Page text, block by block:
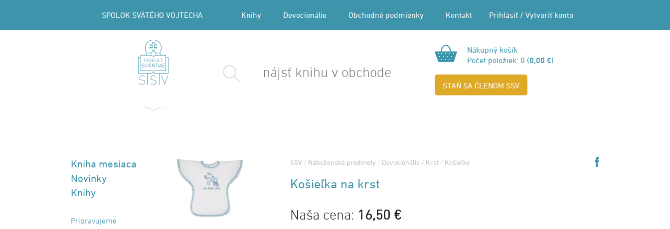
SPOLOK SVÄTÉHO VOJTECHA Knihy Devocionálie Obchodné podmienky Kontakt Prihlásiť / Vytvoriť konto
Nákupný košík
Počet položiek: 0 (0,00 €)
STAŇ SA ČLENOM SSV
SSV / Náboženské predmety / Devocionálie / Krst / Košieľky
Košieľka na krst
Naša cena: 16,50 €
Kniha mesiaca
Novinky
Knihy
Pripravujeme